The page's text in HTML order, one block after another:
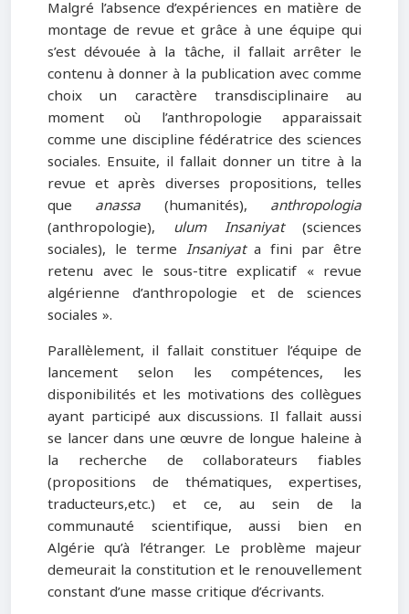
Malgré l’absence d’expériences en matière de
montage de revue et grâce à une équipe qui
s’est dévouée à la tâche, il fallait arrêter le
contenu à donner à la publication avec comme
choix un caractère transdisciplinaire au
moment où l’anthropologie apparaissait
comme une discipline fédératrice des sciences
sociales. Ensuite, il fallait donner un titre à la
revue et après diverses propositions, telles
que anassa (humanités), anthropologia
(anthropologie), ulum Insaniyat(sciences
sociales), le terme Insaniyata fini par être
retenu avec le sous-titre explicatif « revue
algérienne d’anthropologie et de sciences
sociales ».
Parallèlement, il fallait constituer l’équipe de
lancement selon les compétences, les
disponibilités et les motivations des collègues
ayant participé aux discussions. Il fallait aussi
se lancer dans une œuvre de longue haleine à
la recherche de collaborateurs fiables
(propositions de thématiques, expertises,
traducteurs,etc.) et ce, au sein de la
communauté scientifique, aussi bien en
Algérie qu’à l’étranger. Le problème majeur
demeurait la constitution et le renouvellement
constant d’une masse critique d’écrivants.